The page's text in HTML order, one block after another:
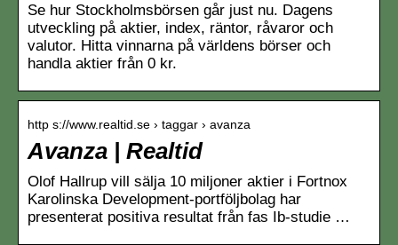
Se hur Stockholmsbörsen går just nu. Dagens
utveckling på aktier, index, räntor, råvaror och
valutor. Hitta vinnarna på världens börser och
handla aktier från 0 kr.
http s://www.realtid.se › taggar › avanza
Avanza | Realtid
Olof Hallrup vill sälja 10 miljoner aktier i Fortnox
Karolinska Development-portföljbolag har
presenterat positiva resultat från fas Ib-studie …